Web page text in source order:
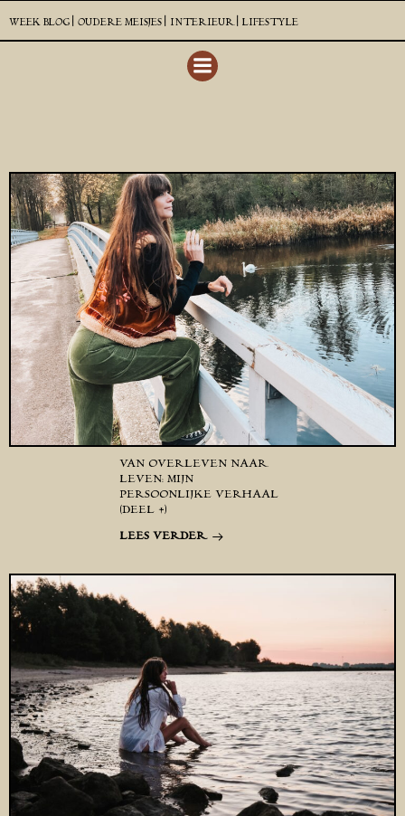
WEEK BLOG | OUDERE MEISJES | INTERIEUR | LIFESTYLE
VAN OVERLEVEN NAAR
LEVEN: MIJN
PERSOONLIJKE VERHAAL
(DEEL 4)
LEES VERDER